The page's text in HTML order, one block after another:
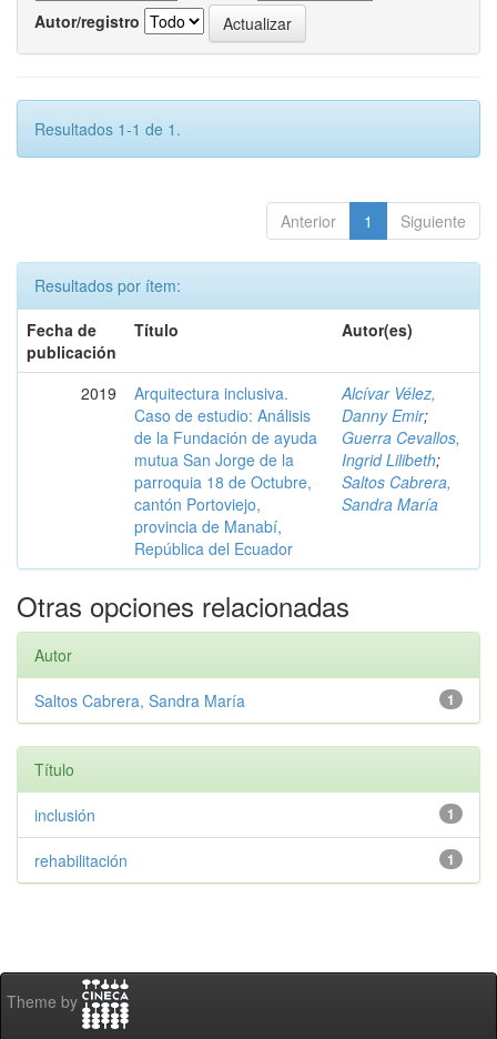
Autor/registro
Resultados 1-1 de 1.
Anterior 1 Siguiente
Resultados por ítem:
Fecha de
publicación
Título Autor(es)
2019
Arquitectura inclusiva.
Caso de estudio: Análisis
de la Fundación de ayuda
mutua San Jorge de la
parroquia 18 de Octubre,
cantón Portoviejo,
provincia de Manabí,
República del Ecuador
Alcívar Vélez,
Danny Emir;
Guerra Cevallos,
Ingrid Lilibeth;
Saltos Cabrera,
Sandra María
Otras opciones relacionadas
Autor
1
Saltos Cabrera, Sandra María
Título
1
inclusión
1
rehabilitación
Theme by